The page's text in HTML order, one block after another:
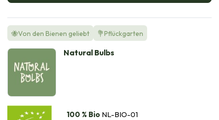
🐝Von den Bienen geliebt 💐Pflückgarten
Natural Bulbs
100 % Bio NL-BIO-01